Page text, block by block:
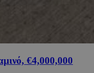
€4,000,000